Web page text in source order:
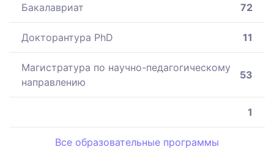
Бакалавриат 72
Докторантура PhD 11
Магистратура по научно-педагогическому
направлению
53
1
Все образовательные программы